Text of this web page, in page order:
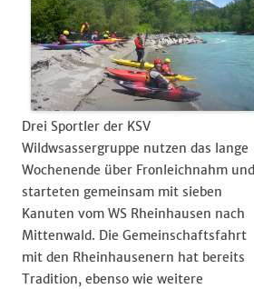
Drei Sportler der KSV
Wildwsassergruppe nutzen das lange
Wochenende über Fronleichnahm und
starteten gemeinsam mit sieben
Kanuten vom WS Rheinhausen nach
Mittenwald. Die Gemeinschaftsfahrt
mit den Rheinhausenern hat bereits
Tradition, ebenso wie weitere